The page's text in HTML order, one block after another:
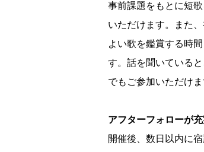
事前課題をもとに短
いただけます。また
よい歌を鑑賞する時
す。話を聞いている
でもご参加いただけま
アフターフォローが充
開催後、数日以内に